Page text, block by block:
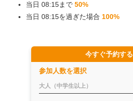
当日 08:15まで 50%
当日 08:15を過ぎた場合 100%
今すぐ予約する
参加人数を選択
大人（中学生以上）